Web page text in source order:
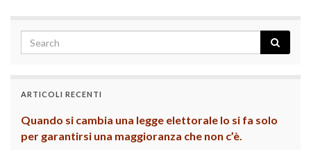
ARTICOLI RECENTI
Quando si cambia una legge elettorale lo si fa solo
per garantirsi una maggioranza che non c’è.